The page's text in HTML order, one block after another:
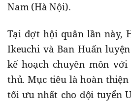
Nam (Hà Nội).
Tại đợt hội quân lần này,
Ikeuchi và Ban Huấn
kế hoạch chuyên môn
thủ. Mục tiêu là hoàn
tối ưu nhất cho đội tuyển